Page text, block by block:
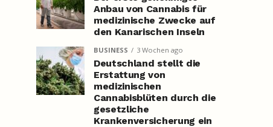
Anbau von Cannabis für
medizinische Zwecke auf
den Kanarischen Inseln
BUSINESS 3 Wochen ago
Deutschland stellt die
Erstattung von
medizinischen
Cannabisblüten durch die
gesetzliche
Krankenversicherung ein